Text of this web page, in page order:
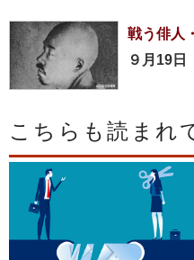
戦う俳人
９月19
こちらも読まれ